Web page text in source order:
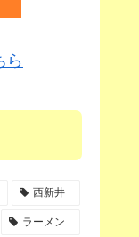
ら
西新井
ラーメン